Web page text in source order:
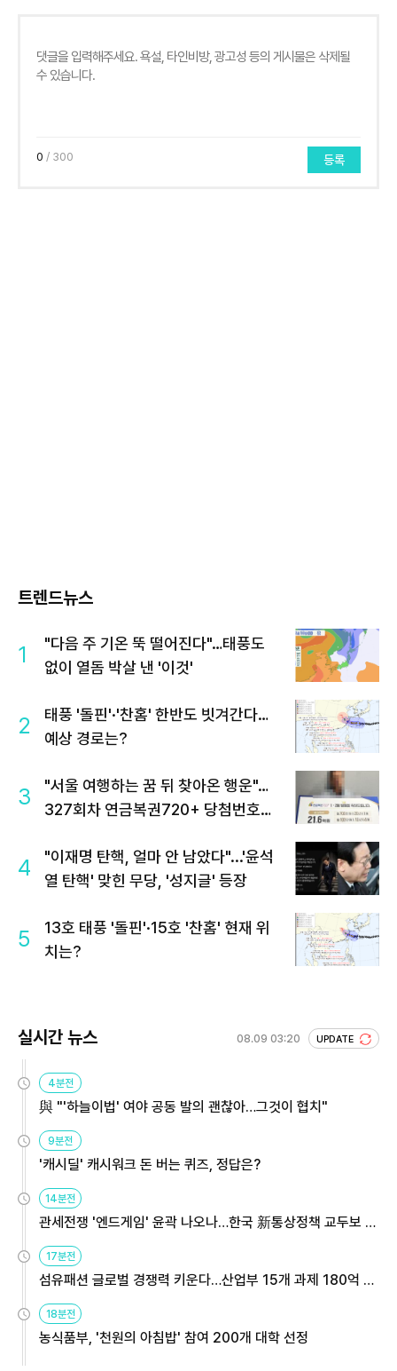
0 / 300 등록
트렌드뉴스
1
"다음 주 기온 뚝 떨어진다"…태풍도
없이 열돔 박살 낸 '이것'
2
태풍 '돌핀'·'찬홈' 한반도 빗겨간다…
예상 경로는?
3
"서울 여행하는 꿈 뒤 찾아온 행운"…
327회차 연금복권720+ 당첨번호조
4
"이재명 탄핵, 얼마 안 남았다"...'윤석
열 탄핵' 맞힌 무당, '성지글' 등장
5
13호 태풍 '돌핀'·15호 '찬홈' 현재 위
치는?
실시간 뉴스 08.09 03:20 UPDATE
4분전
與 "'하늘이법' 여야 공동 발의 괜찮아…그것이 협치"
9분전
'캐시딜' 캐시워크 돈 버는 퀴즈, 정답은?
14분전
관세전쟁 '엔드게임' 윤곽 나오나…한국 新통상정책 교두보 활
17분전
섬유패션 글로벌 경쟁력 키운다…산업부 15개 과제 180억 지
18분전
농식품부, '천원의 아침밥' 참여 200개 대학 선정